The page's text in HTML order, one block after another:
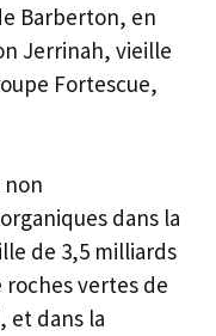
Barberton, en
Jerrinah, vieille
Fortescue,
non
dans la
de 3,5 milliards
roches vertes de
et dans la